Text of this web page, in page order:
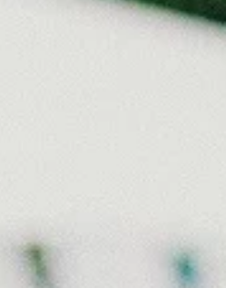
Znajomi bądź członkowie
właśnie się wprowadzili do